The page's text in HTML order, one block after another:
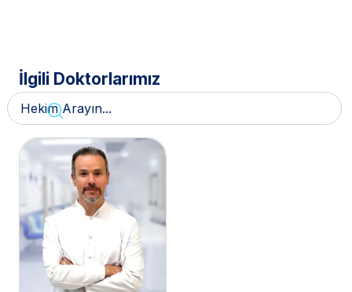
İlgili Doktorlarımız